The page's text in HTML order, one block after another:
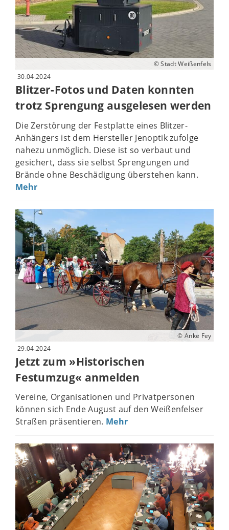
© Stadt Weißenfels
30.04.2024
Blitzer-Fotos und Daten konnten
trotz Sprengung ausgelesen werden
Die Zerstörung der Festplatte eines Blitzer-
Anhängers ist dem Hersteller Jenoptik zufolge
nahezu unmöglich. Diese ist so verbaut und
gesichert, dass sie selbst Sprengungen und
Brände ohne Beschädigung überstehen kann.
Mehr
© Anke Fey
29.04.2024
Jetzt zum »Historischen
Festumzug« anmelden
Vereine, Organisationen und Privatpersonen
können sich Ende August auf den Weißenfelser
Straßen präsentieren. Mehr